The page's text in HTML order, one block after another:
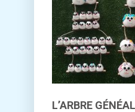
L’ARBRE